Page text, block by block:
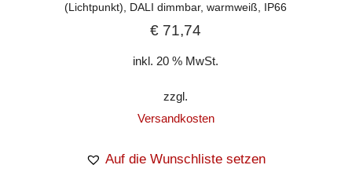
(Lichtpunkt), DALI dimmbar, warmweiß, IP66
€ 71,74
inkl. 20 % MwSt.
zzgl.
Versandkosten
Auf die Wunschliste setzen